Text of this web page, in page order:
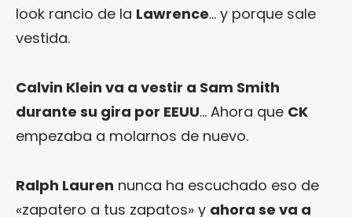
look rancio de la Lawrence… y porque sale
vestida.
Calvin Klein va a vestir a Sam Smith
durante su gira por EEUU… Ahora que CK
empezaba a molarnos de nuevo.
Ralph Lauren nunca ha escuchado eso de
«zapatero a tus zapatos» y ahora se va a